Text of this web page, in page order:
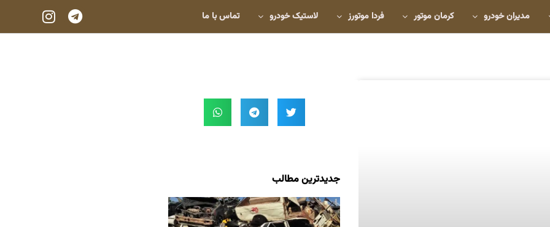
مدیران خودرو کرمان موتور فردا موتورز لاستیک خودرو تماس با ما
جدیدترین مطالب